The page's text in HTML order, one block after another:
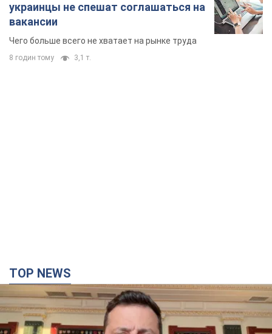
украинцы не спешат соглашаться на
вакансии
Чего больше всего не хватает на рынке труда
8 годин тому 3,1 т.
TOP NEWS